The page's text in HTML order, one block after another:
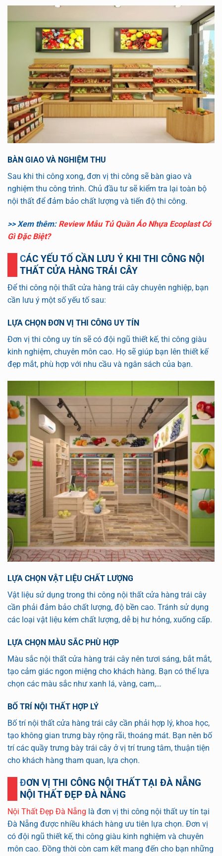
BÀN GIAO VÀ NGHIỆM THU
Sau khi thi công xong, đơn vị thi công sẽ bàn giao và
nghiệm thu công trình. Chủ đầu tư sẽ kiểm tra lại toàn bộ
nội thất để đảm bảo chất lượng và tiến độ thi công.
>> Xem thêm: Review Mẫu Tủ Quần Áo Nhựa Ecoplast Có
Gì Đặc Biệt?
CÁC YẾU TỐ CẦN LƯU Ý KHI THI CÔNG NỘI
THẤT CỬA HÀNG TRÁI CÂY
Để thi công nội thất cửa hàng trái cây chuyên nghiệp, bạn
cần lưu ý một số yếu tố sau:
LỰA CHỌN ĐƠN VỊ THI CÔNG UY TÍN
Đơn vị thi công uy tín sẽ có đội ngũ thiết kế, thi công giàu
kinh nghiệm, chuyên môn cao. Họ sẽ giúp bạn lên thiết kế
đẹp mắt, phù hợp với nhu cầu và ngân sách của bạn.
LỰA CHỌN VẬT LIỆU CHẤT LƯỢNG
Vật liệu sử dụng trong thi công nội thất cửa hàng trái cây
cần phải đảm bảo chất lượng, độ bền cao. Tránh sử dụng
các loại vật liệu kém chất lượng, dễ bị hư hỏng, xuống cấp.
LỰA CHỌN MÀU SẮC PHÙ HỢP
Màu sắc nội thất cửa hàng trái cây nên tươi sáng, bắt mắt,
tạo cảm giác ngon miệng cho khách hàng. Bạn có thể lựa
chọn các màu sắc như xanh lá, vàng, cam,…
BỐ TRÍ NỘI THẤT HỢP LÝ
Bố trí nội thất cửa hàng trái cây cần phải hợp lý, khoa học,
tạo không gian trưng bày rộng rãi, thoáng mát. Bạn nên bố
trí các quầy trưng bày trái cây ở vị trí trung tâm, thuận tiện
cho khách hàng tham quan, lựa chọn.
ĐƠN VỊ THI CÔNG NỘI THẤT TẠI ĐÀ NẴNG
NỘI THẤT ĐẸP ĐÀ NẴNG
Nội Thất Đẹp Đà Nẵng là đơn vị thi công nội thất uy tín tại
Đà Nẵng được nhiều khách hàng ưu tiên lựa chọn. Đơn vị
có đội ngũ thiết kế, thi công giàu kinh nghiệm và chuyên
môn cao. Đồng thời còn cam kết mang đến cho bạn những